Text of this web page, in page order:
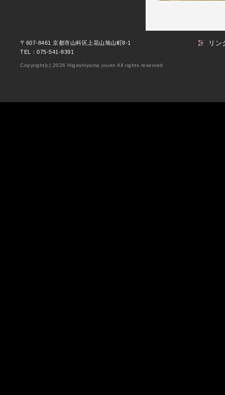
〒607-8461 京都市山科区上花山旭山町8-1
TEL：075-541-8391
Copyright(c) 2026 Higashiyama jouen All rights reserved.
リン